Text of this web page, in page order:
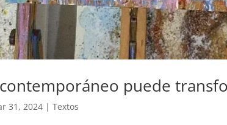
puede
31, 2024| Textos